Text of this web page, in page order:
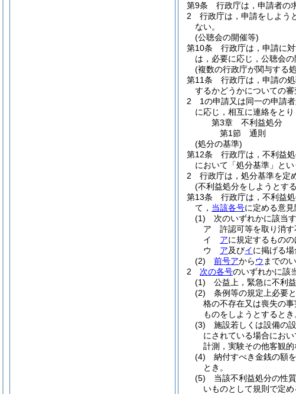
第9条
行政庁は，申請者の
2
行政庁は，申請をしよう
ない。
(公聴会の開催等)
第10条
行政庁は，申請に
は，必要に応じ，公聴会
(複数の行政庁が関与する
第11条
行政庁は，申請の
するかどうかについての
2
1の申請又は同一の申請
に応じ，相互に連絡をと
第3章
不利益処分
第1節
通則
(処分の基準)
第12条
行政庁は，不利益
において「処分基準」とい
2
行政庁は，処分基準を定
(不利益処分をしようとす
第13条
行政庁は，不利益
て， 当該各号に定める意
(1)
次のいずれかに該当
ア
許認可等を取り消す
イ
アに規定するもの
ウ
ア及びイに掲げる
(2)
前号アからウ までの
2
次の各号のいずれかに該
(1)
公益上，緊急に不利
(2)
条例等の規定上必要
格の不存在又は喪失の
ものをしようとするとき
(3)
施設若しくは設備の
にされている場合にお
計測，実験その他客観
(4)
納付すべき金銭の額
とき。
(5)
当該不利益処分の性
いものとして規則で定め